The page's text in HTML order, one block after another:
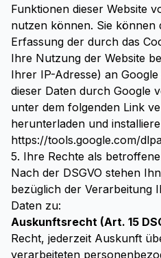
Funktionen dieser Website
nutzen können. Sie können
Erfassung der durch das
Ihre Nutzung der Website
Ihrer IP-Adresse) an
dieser Daten durch Google
unter dem folgenden Link
herunterladen und
https://tools.google.com/
5. Ihre Rechte als
Nach der DSGVO stehen
bezüglich der Verarbeitung
Daten zu:
Auskunftsrecht (Art. 15
Recht, jederzeit Auskunft
verarbeiteten